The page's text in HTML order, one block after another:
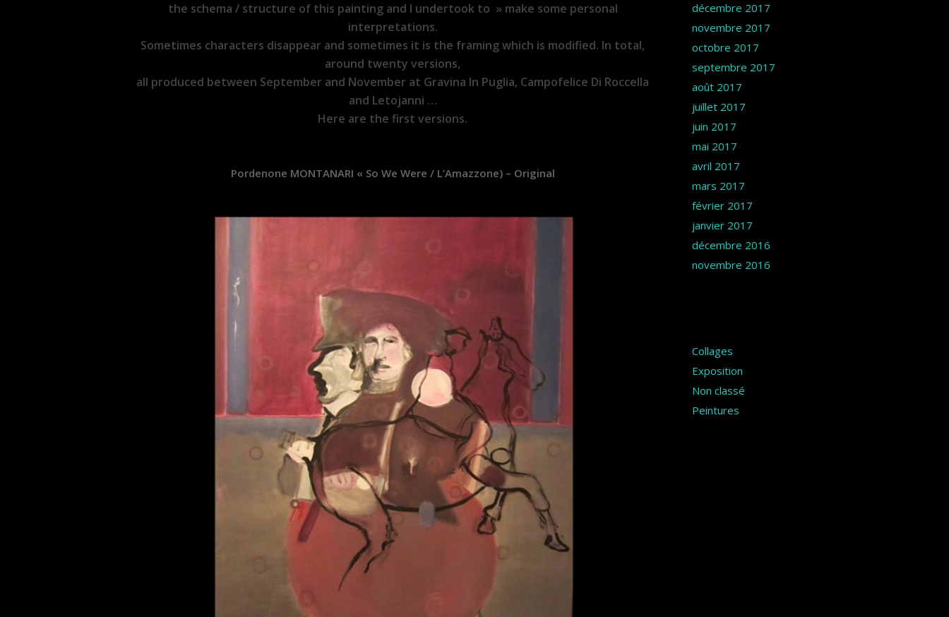
the schema / structure of this painting and I undertook to » make some personal
interpretations.
Sometimes characters disappear and sometimes it is the framing which is modified. In total,
around twenty versions,
all produced between September and November at Gravina In Puglia, Campofelice Di Roccella
and Letojanni …
Here are the first versions.
Pordenone MONTANARI « So We Were / L’Amazzone) – Original
décembre 2017
novembre 2017
octobre 2017
septembre 2017
août 2017
juillet 2017
juin 2017
mai 2017
avril 2017
mars 2017
février 2017
janvier 2017
décembre 2016
novembre 2016
Collages
Exposition
Non classé
Peintures